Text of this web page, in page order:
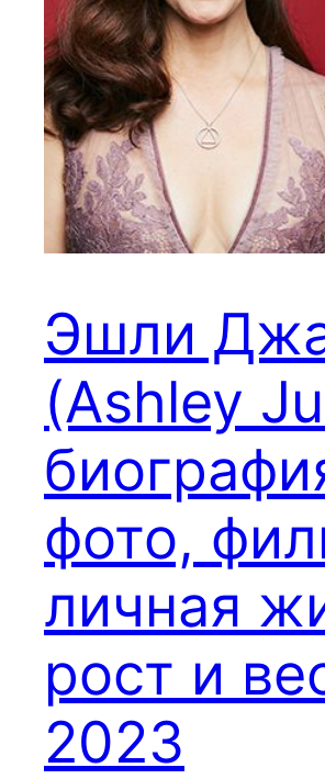
Эшли
(Ashley
фото,
личная
рост и
2023